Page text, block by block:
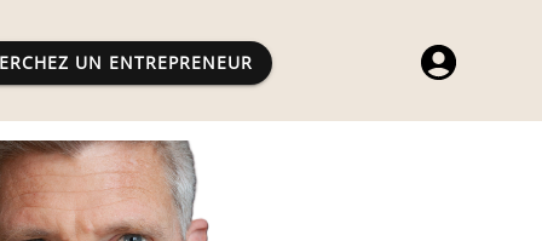
UN ENTREPRENEUR